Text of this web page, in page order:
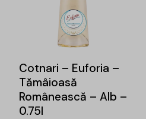
Cotnari – Euforia –
Tămâioasă
Românească – Alb –
0.75l